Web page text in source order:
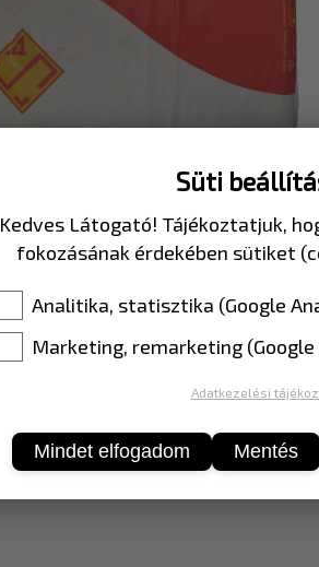
Süti
Kedves Látogató! Tájékoztatjuk,
fokozásának érdekében sütiket
Analitika, statisztika (Google
Marketing, remarketing (Google
Adatkezelési
Mindet elfogadom Mentés